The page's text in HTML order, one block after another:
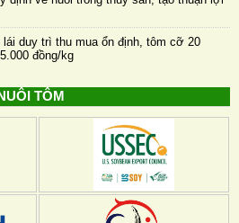
duy trì thu mua ổn định, tôm cỡ 20
đồng/kg
TÔM